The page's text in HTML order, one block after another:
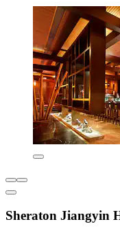
Sheraton Jiangyin